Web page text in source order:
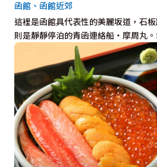
這裡是函館具代表性的美麗坂道，石
則是靜靜停泊的青函連絡船・摩周丸
函館、函館近郊